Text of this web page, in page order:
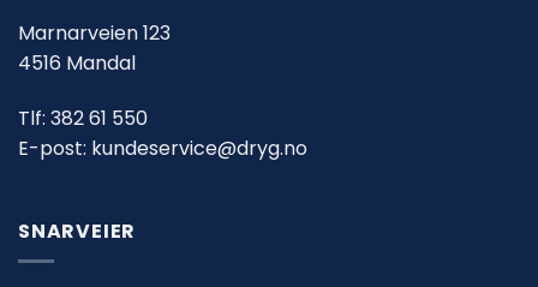
Marnarveien 123
4516 Mandal
Tlf: 382 61 550
E-post: kundeservice@dryg.no
SNARVEIER